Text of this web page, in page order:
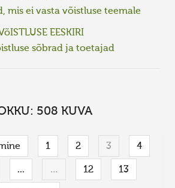
mis ei vasta võistluse teemale
EESKIRI
sõbrad ja toetajad
508 KUVA
1 2 3 4
... … 12 13